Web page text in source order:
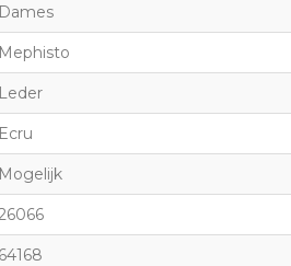
Dames
Mephisto
Leder
Ecru
Mogelijk
64168